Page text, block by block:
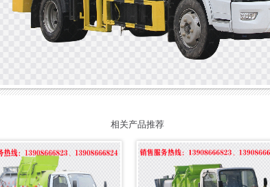
相关产品推荐